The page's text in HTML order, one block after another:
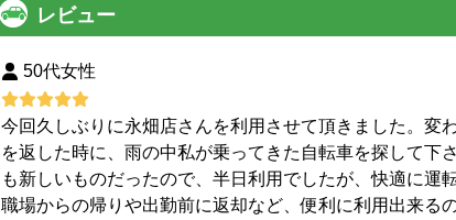
レビュー
50代女性
今回久しぶりに永畑店さんを利用させて頂きました。変
を返した時に、雨の中私が乗ってきた自転車を探して下
も新しいものだったので、半日利用でしたが、快適に運
職場からの帰りや出勤前に返却など、便利に利用出来る